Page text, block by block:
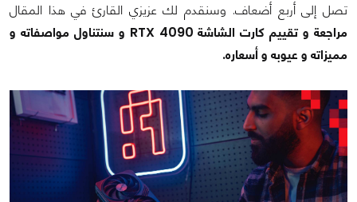
تصل إلى أربع أضعاف. وسنقدم لك عزيزي القارئ في هذا المقال
مراجعة و تقييم كارت الشاشة RTX 4090 و سنتناول مواصفاته و
مميزاته و عيوبه و أسعاره.